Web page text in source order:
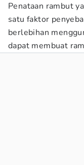
Penataan rambut
satu faktor
berlebihan
dapat membuat